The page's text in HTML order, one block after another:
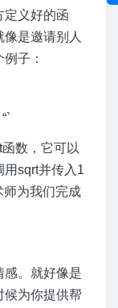
定义好的函
是邀请别人
子：
数，它可以
sqrt并传入1
师为我们完成
感。就好像是
候为你提供帮